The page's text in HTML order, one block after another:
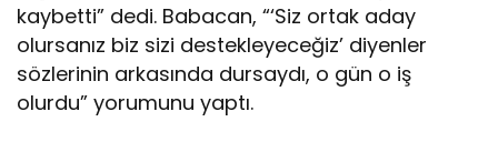
kaybetti” dedi. Babacan, “‘Siz ortak aday
olursanız biz sizi destekleyeceğiz’ diyenler
sözlerinin arkasında dursaydı, o gün o iş
olurdu” yorumunu yaptı.